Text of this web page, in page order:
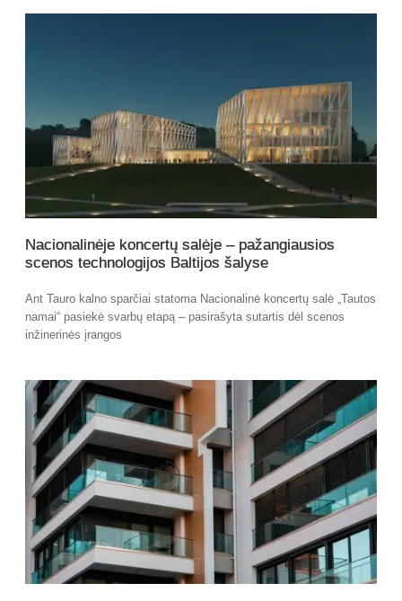
Nacionalinėje koncertų salėje – pažangiausios
scenos technologijos Baltijos šalyse
Ant Tauro kalno sparčiai statoma Nacionalinė koncertų salė „Tautos
namai“ pasiekė svarbų etapą – pasirašyta sutartis dėl scenos
inžinerinės įrangos